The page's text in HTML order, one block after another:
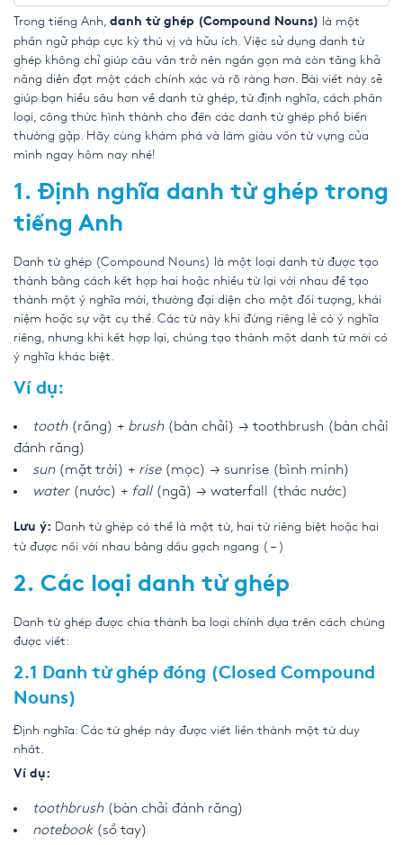
Trong tiếng Anh, danh từ ghép (Compound Nouns) là một
phần ngữ pháp cực kỳ thú vị và hữu ích. Việc sử dụng danh từ
ghép không chỉ giúp câu văn trở nên ngắn gọn mà còn tăng khả
năng diễn đạt một cách chính xác và rõ ràng hơn. Bài viết này sẽ
giúp bạn hiểu sâu hơn về danh từ ghép, từ định nghĩa, cách phân
loại, công thức hình thành cho đến các danh từ ghép phổ biến
thường gặp. Hãy cùng khám phá và làm giàu vốn từ vựng của
mình ngay hôm nay nhé!
1. Định nghĩa danh từ ghép trong
tiếng Anh
Danh từ ghép (Compound Nouns) là một loại danh từ được tạo
thành bằng cách kết hợp hai hoặc nhiều từ lại với nhau để tạo
thành một ý nghĩa mới, thường đại diện cho một đối tượng, khái
niệm hoặc sự vật cụ thể. Các từ này khi đứng riêng lẻ có ý nghĩa
riêng, nhưng khi kết hợp lại, chúng tạo thành một danh từ mới có
ý nghĩa khác biệt.
Ví dụ:
tooth(răng) + brush(bàn chải) → toothbrush (bàn chải
đánh răng)
sun(mặt trời) + rise(mọc) → sunrise (bình minh)
water(nước) + fall(ngã) → waterfall (thác nước)
Lưu ý: Danh từ ghép có thể là một từ, hai từ riêng biệt hoặc hai
từ được nối với nhau bằng dấu gạch ngang ( – )
2. Các loại danh từ ghép
Danh từ ghép được chia thành ba loại chính dựa trên cách chúng
được viết:
2.1 Danh từ ghép đóng (Closed Compound
Nouns)
Định nghĩa: Các từ ghép này được viết liền thành một từ duy
nhất.
Ví dụ:
toothbrush(bàn chải đánh răng)
notebook(sổ tay)